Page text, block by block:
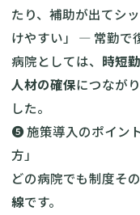
たり、補助が出てシ
けやすい」 — 常勤で
病院としては、 時短
人材の確保につなが
した。
❺ 施策導入のポイン
方」
どの病院でも制度そ
線です。